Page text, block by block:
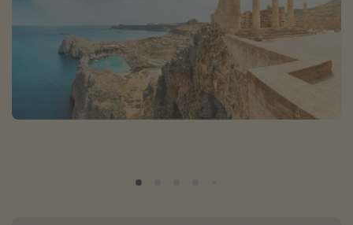
Alle Reiseziele
Bodensee Urlaub